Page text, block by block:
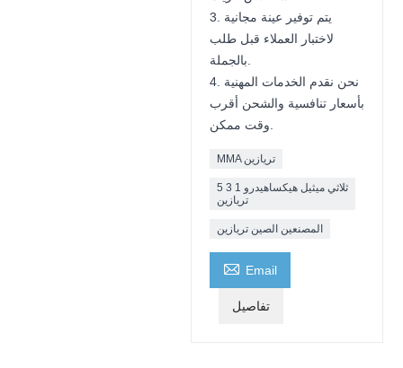
3. يتم توفير عينة مجانية
لاختبار العملاء قبل طلب
4. نحن نقدم الخدمات المهنية
بأسعار تنافسية والشحن أقرب
MMA تريازين
ثلاثي ميثيل هيكساهيدرو 1 3 5
تريازين
المصنعين الصين تريازين
 Email
تفاصيل